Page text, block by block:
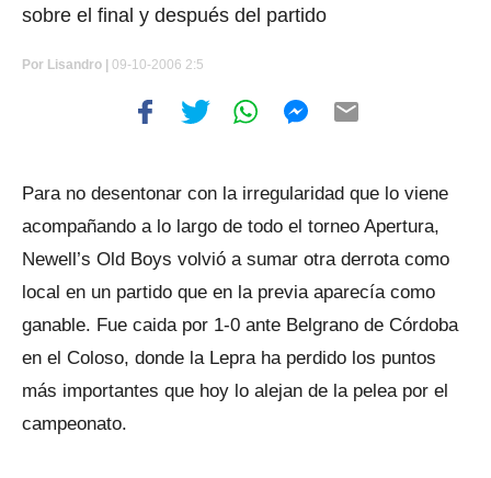
sobre el final y después del partido
Por Lisandro | 09-10-2006 2:5
Para no desentonar con la irregularidad que lo viene
acompañando a lo largo de todo el torneo Apertura,
Newell’s Old Boys volvió a sumar otra derrota como
local en un partido que en la previa aparecía como
ganable. Fue caida por 1-0 ante Belgrano de Córdoba
en el Coloso, donde la Lepra ha perdido los puntos
más importantes que hoy lo alejan de la pelea por el
campeonato.